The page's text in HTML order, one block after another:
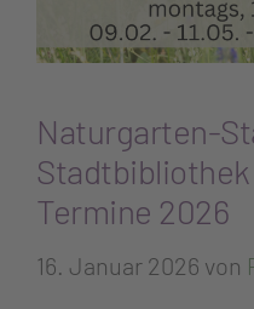
Naturgarten-
Termine 2026
16. Januar 2026 von